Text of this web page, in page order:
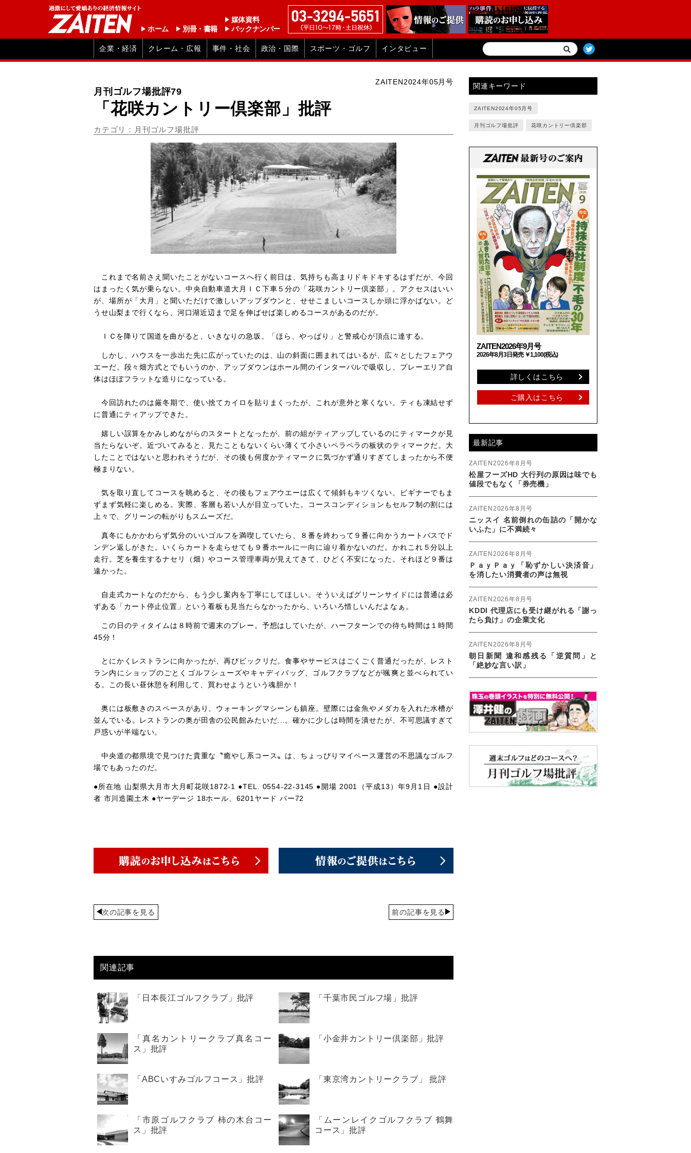
ホーム 別冊・書籍
媒体資料
バックナンバー
企業・経済 クレーム・広報 事件・社会 政治・国際 スポーツ・ゴルフ インタビュー
ZAITEN2024年05月号
月刊ゴルフ場批評79
「花咲カントリー倶楽部」批評
カテゴリ：月刊ゴルフ場批評
これまで名前さえ聞いたことがないコースへ行く前日は、気持ちも高まりドキドキするはずだが、今回
はまったく気が乗らない。中央自動車道大月ＩＣ下車５分の「花咲カントリー倶楽部」。アクセスはいい
が、場所が「大月」と聞いただけで激しいアップダウンと、せせこましいコースしか頭に浮かばない。ど
うせ山梨まで行くなら、河口湖近辺まで足を伸ばせば楽しめるコースがあるのだが。
ＩＣを降りて国道を曲がると、いきなりの急坂。「ほら、やっぱり」と警戒心が頂点に達する。
しかし、ハウスを一歩出た先に広がっていたのは、山の斜面に囲まれてはいるが、広々としたフェアウ
エーだ。段々畑方式とでもいうのか、アップダウンはホール間のインターバルで吸収し、プレーエリア自
体はほぼフラットな造りになっている。
今回訪れたのは厳冬期で、使い捨てカイロを貼りまくったが、これが意外と寒くない。ティも凍結せず
に普通にティアップできた。
嬉しい誤算をかみしめながらのスタートとなったが、前の組がティアップしているのにティマークが見
当たらないぞ。近づいてみると、見たこともないくらい薄くて小さいペラペラの板状のティマークだ。大
したことではないと思われそうだが、その後も何度かティマークに気づかず通りすぎてしまったから不便
極まりない。
気を取り直してコースを眺めると、その後もフェアウエーは広くて傾斜もキツくない。ビギナーでもま
ずまず気軽に楽しめる。実際、客層も若い人が目立っていた。コースコンディションもセルフ制の割には
上々で、グリーンの転がりもスムーズだ。
真冬にもかかわらず気分のいいゴルフを満喫していたら、８番を終わって９番に向かうカートパスでド
ンデン返しがきた。いくらカートを走らせても９番ホールに一向に辿り着かないのだ。かれこれ５分以上
走行。芝を養生するナセリ（畑）やコース管理車両が見えてきて、ひどく不安になった。それほど９番は
遠かった。
自走式カートなのだから、もう少し案内を丁寧にしてほしい。そういえばグリーンサイドには普通は必
ずある「カート停止位置」という看板も見当たらなかったから、いろいろ惜しいんだよなぁ。
この日のティタイムは８時前で週末のプレー。予想はしていたが、ハーフターンでの待ち時間は１時間
45分！
とにかくレストランに向かったが、再びビックリだ。食事やサービスはごくごく普通だったが、レスト
ラン内にショップのごとくゴルフシューズやキャディバッグ、ゴルフクラブなどが颯爽と並べられてい
る。この長い昼休憩を利用して、買わせようという魂胆か！
奥には板敷きのスペースがあり、ウォーキングマシーンも鎮座。壁際には金魚やメダカを入れた水槽が
並んでいる。レストランの奥が田舎の公民館みたいだ...。確かに少しは時間を潰せたが、不可思議すぎて
戸惑いが半端ない。
中央道の都県境で見つけた貴重な〝癒やし系コース〟は、ちょっぴりマイペース運営の不思議なゴルフ
場でもあったのだ。
●所在地 山梨県大月市大月町花咲1872-1 ●TEL. 0554-22-3145 ●開場 2001（平成13）年9月1日 ●設計
者 市川造園土木 ●ヤーデージ 18ホール、6201ヤード パー72
前の記事を見る
次の記事を見る
関連記事
「日本長江ゴルフクラブ」批評 「千葉市民ゴルフ場」批評
「真名カントリークラブ真名コー
ス」批評
「小金井カントリー倶楽部」批評
「ABCいすみゴルフコース」批評 「東京湾カントリークラブ」 批評
「市原ゴルフクラブ 柿の木台コー
ス」批評
「ムーンレイクゴルフクラブ 鶴舞
コース」批評
関連キーワード
ZAITEN2024年05月号
月刊ゴルフ場批評 花咲カントリー倶楽部
ZAITEN2026年9月号
2026年8月3日発売 ￥1,100(税込)
詳しくはこちら
ご購入はこちら
最新記事
ZAITEN2026年8月号
松屋フーズHD 大行列の原因は味でも
値段でもなく「券売機」
ZAITEN2026年8月号
ニッスイ 名前倒れの缶詰の「開かな
いふた」に不満続々
ZAITEN2026年8月号
ＰａｙＰａｙ「恥ずかしい決済音」
を消したい消費者の声は無視
ZAITEN2026年8月号
KDDI 代理店にも受け継がれる「謝っ
たら負け」の企業文化
ZAITEN2026年8月号
朝日新聞 違和感残る「逆質問」と
「絶妙な言い訳」